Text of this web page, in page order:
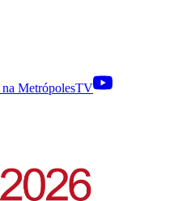
na MetrópolesTV